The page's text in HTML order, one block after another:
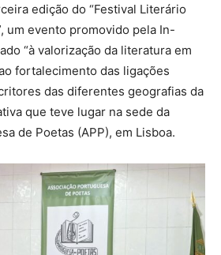
edição do “Festival Literário
um evento promovido pela In-
“à valorização da literatura em
fortalecimento das ligações
das diferentes geografias da
que teve lugar na sede da
de Poetas (APP), em Lisboa.